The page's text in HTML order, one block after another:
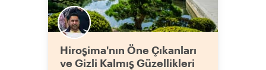
Hiroşima'nın Öne Çıkanları
ve Gizli Kalmış Güzellikleri